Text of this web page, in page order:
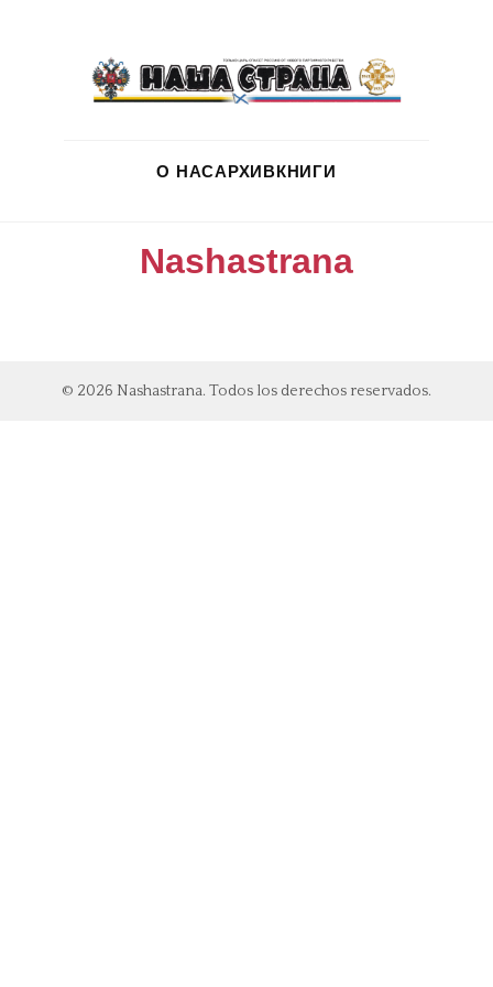
О НАСАРХИВКНИГИ
Nashastrana
© 2026 Nashastrana. Todos los derechos reservados.